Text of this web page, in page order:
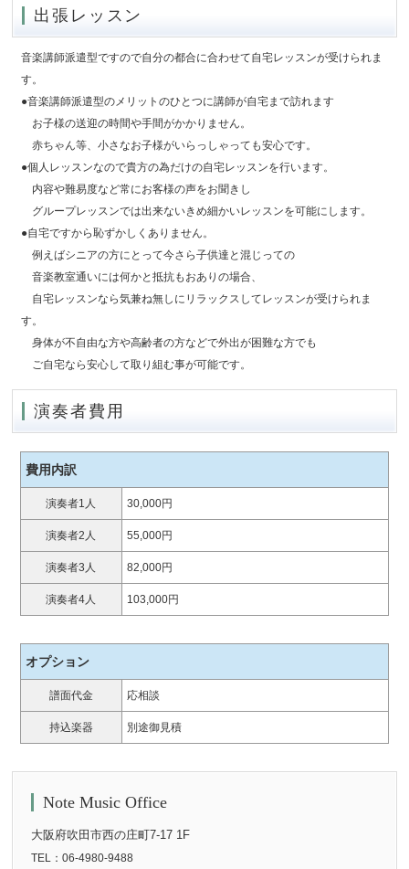
出張レッスン
音楽講師派遣型ですので自分の都合に合わせて自宅レッスンが受けられま
す。
●音楽講師派遣型のメリットのひとつに講師が自宅まで訪れます
お子様の送迎の時間や手間がかかりません。
赤ちゃん等、小さなお子様がいらっしゃっても安心です。
●個人レッスンなので貴方の為だけの自宅レッスンを行います。
内容や難易度など常にお客様の声をお聞きし
グループレッスンでは出来ないきめ細かいレッスンを可能にします。
●自宅ですから恥ずかしくありません。
例えばシニアの方にとって今さら子供達と混じっての
音楽教室通いには何かと抵抗もおありの場合、
自宅レッスンなら気兼ね無しにリラックスしてレッスンが受けられま
す。
身体が不自由な方や高齢者の方などで外出が困難な方でも
ご自宅なら安心して取り組む事が可能です。
演奏者費用
費用内訳
演奏者1人 30,000円
演奏者2人 55,000円
演奏者3人 82,000円
演奏者4人 103,000円
オプション
譜面代金 応相談
持込楽器 別途御見積
Note Music Office
大阪府吹田市西の庄町7-17 1F
TEL：06-4980-9488